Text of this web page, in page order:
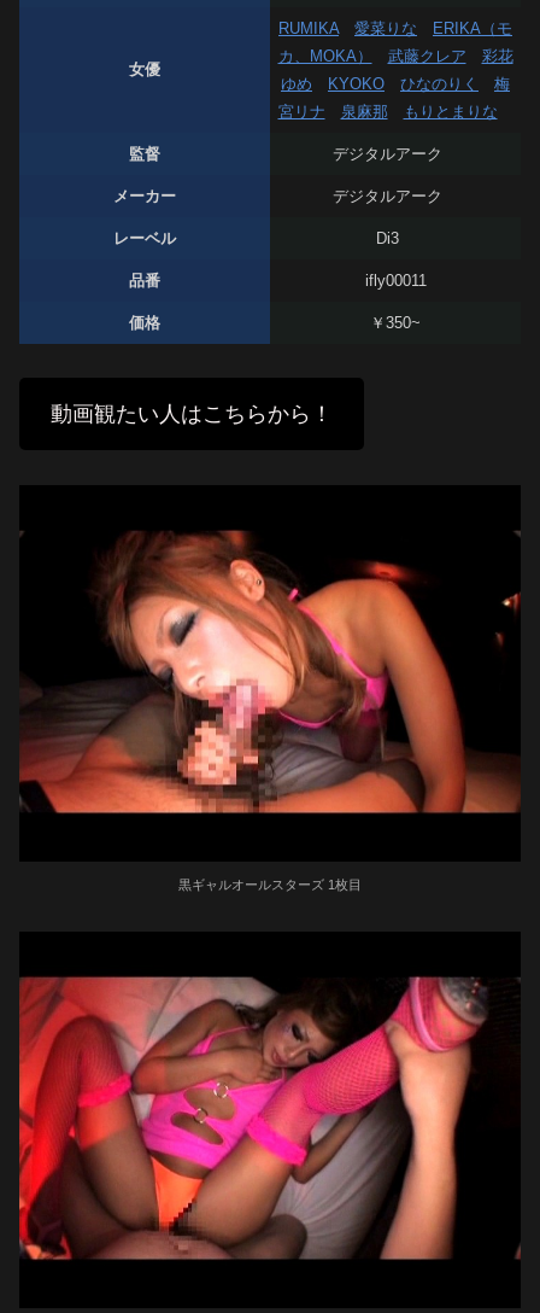
女優
RUMIKA 愛菜りな
ERIKA（モ
カ、MOKA）
武藤クレア
彩花
ゆめ
KYOKO ひなのりく
梅
宮リナ
泉麻那 もりとまりな
監督 デジタルアーク
メーカー デジタルアーク
レーベル Di3
品番 ifly00011
価格 ￥350~
動画観たい人はこちらから！
黒ギャルオールスターズ 1枚目